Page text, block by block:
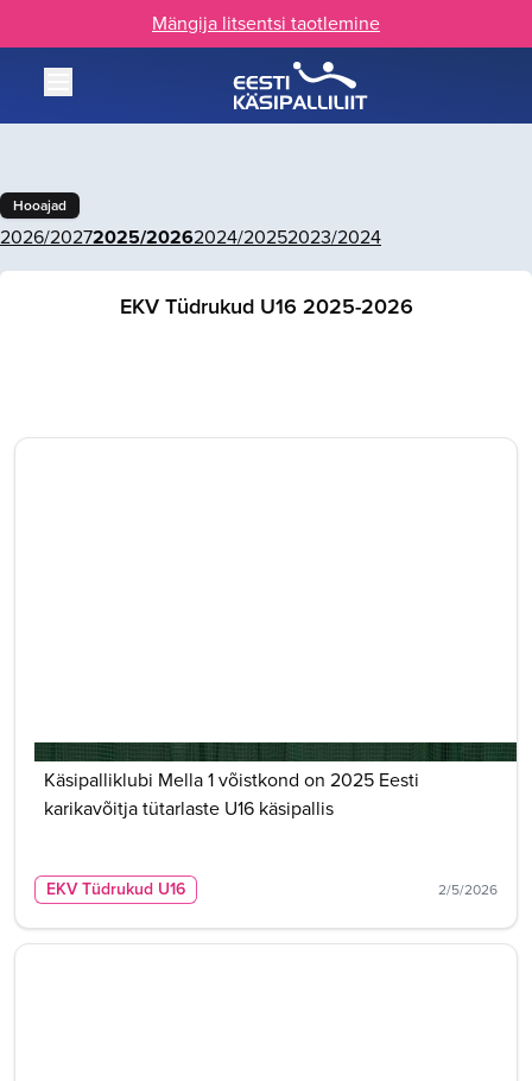
Mängija litsentsi taotlemine
Hooajad
2026/20272025/20262024/20252023/2024
EKV Tüdrukud U16 2025-2026
Käsipalliklubi Mella 1 võistkond on 2025 Eesti
karikavõitja tütarlaste U16 käsipallis
EKV Tüdrukud U16 2/5/2026